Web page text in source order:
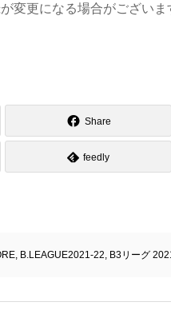
変更になる場合がございま
Share
feedly
, B.LEAGUE2021-22, B3リーグ